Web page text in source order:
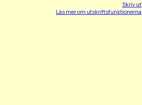
Skriv ut
Läs mer om utskriftsfunktionerna